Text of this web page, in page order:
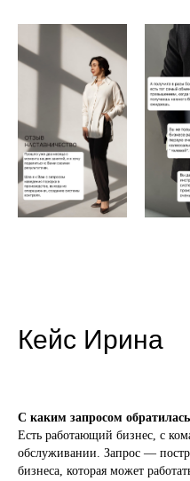
Кейс Ирина
С каким запросом
Есть работающий бизнес, с
обслуживании. Запрос —
бизнеса, которая может